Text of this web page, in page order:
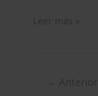
Pequeños
Leer más »
← Anterior